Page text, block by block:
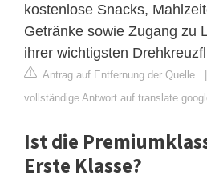
kostenlose Snacks,
Getränke sowie Zugang zu
ihrer wichtigsten
Antrag auf Entfernung der Quelle
vollständige Antwort auf
Ist die
Erste Klasse?